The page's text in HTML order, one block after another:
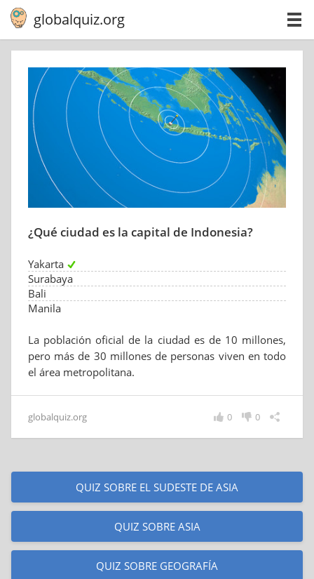
globalquiz.org
¿Qué ciudad es la capital de Indonesia?
Yakarta
Surabaya
Bali
Manila
La población oficial de la ciudad es de 10 millones,
pero más de 30 millones de personas viven en todo
el área metropolitana.
globalquiz.org 0
0
QUIZ SOBRE EL SUDESTE DE ASIA
QUIZ SOBRE ASIA
QUIZ SOBRE GEOGRAFÍA